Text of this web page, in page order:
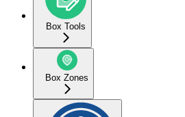
Box Tools
Box Zones